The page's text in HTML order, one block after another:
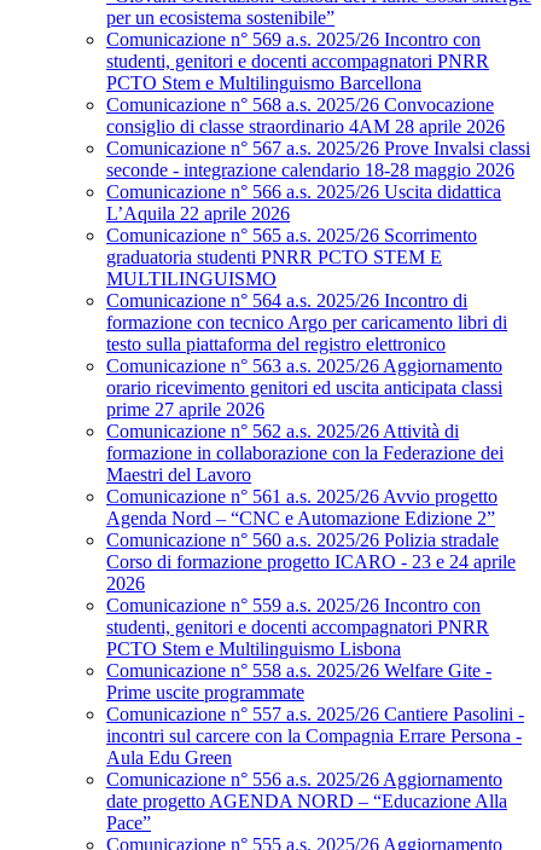
per un ecosistema sostenibile”
Comunicazione n° 569 a.s. 2025/26 Incontro con
studenti, genitori e docenti accompagnatori PNRR
PCTO Stem e Multilinguismo Barcellona
Comunicazione n° 568 a.s. 2025/26 Convocazione
consiglio di classe straordinario 4AM 28 aprile 2026
Comunicazione n° 567 a.s. 2025/26 Prove Invalsi classi
seconde - integrazione calendario 18-28 maggio 2026
Comunicazione n° 566 a.s. 2025/26 Uscita didattica
L’Aquila 22 aprile 2026
Comunicazione n° 565 a.s. 2025/26 Scorrimento
graduatoria studenti PNRR PCTO STEM E
MULTILINGUISMO
Comunicazione n° 564 a.s. 2025/26 Incontro di
formazione con tecnico Argo per caricamento libri di
testo sulla piattaforma del registro elettronico
Comunicazione n° 563 a.s. 2025/26 Aggiornamento
orario ricevimento genitori ed uscita anticipata classi
prime 27 aprile 2026
Comunicazione n° 562 a.s. 2025/26 Attività di
formazione in collaborazione con la Federazione dei
Maestri del Lavoro
Comunicazione n° 561 a.s. 2025/26 Avvio progetto
Agenda Nord – “CNC e Automazione Edizione 2”
Comunicazione n° 560 a.s. 2025/26 Polizia stradale
Corso di formazione progetto ICARO - 23 e 24 aprile
2026
Comunicazione n° 559 a.s. 2025/26 Incontro con
studenti, genitori e docenti accompagnatori PNRR
PCTO Stem e Multilinguismo Lisbona
Comunicazione n° 558 a.s. 2025/26 Welfare Gite -
Prime uscite programmate
Comunicazione n° 557 a.s. 2025/26 Cantiere Pasolini -
incontri sul carcere con la Compagnia Errare Persona -
Aula Edu Green
Comunicazione n° 556 a.s. 2025/26 Aggiornamento
date progetto AGENDA NORD – “Educazione Alla
Pace”
Comunicazione n° 555 a.s. 2025/26 Aggiornamento